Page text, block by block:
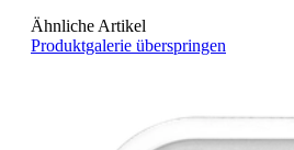
Ähnliche Artikel
Produktgalerie überspringen